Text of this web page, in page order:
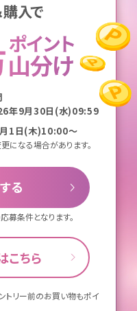
年9月30日(水)09:59
月1日(木)10:00～
になる場合があります。
る
募条件となります。
こちら
トリー前のお買い物もポイ